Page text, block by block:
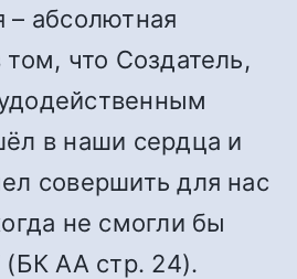
– абсолютная
том, что Создатель,
в наши сердца и
совершить для нас
не смогли бы
(БК АА стр. 24).